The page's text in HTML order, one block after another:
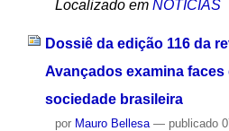
Localizado em NOTÍCIAS
Dossiê da edição 116 da
Avançados examina faces
sociedade brasileira
por Mauro Bellesa — publicado